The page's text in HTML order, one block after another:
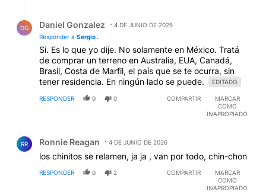
DG Daniel Gonzalez
4 DE JUNIO DE 2026
Responder a Sergio .
Si. Es lo que yo dije. No solamente en México. Tratá
de comprar un terreno en Australia, EUA, Canadá,
Brasil, Costa de Marfil, el país que se te ocurra, sin
tener residencia. En ningún lado se puede.
EDITADO
RESPONDER 0 0 COMPARTIR
MARCAR
COMO
INAPROPIADO
RR Ronnie Reagan 4 DE JUNIO DE 2026
los chinitos se relamen, ja ja , van por todo, chin-chon
RESPONDER 0 2 COMPARTIR
MARCAR
COMO
INAPROPIADO